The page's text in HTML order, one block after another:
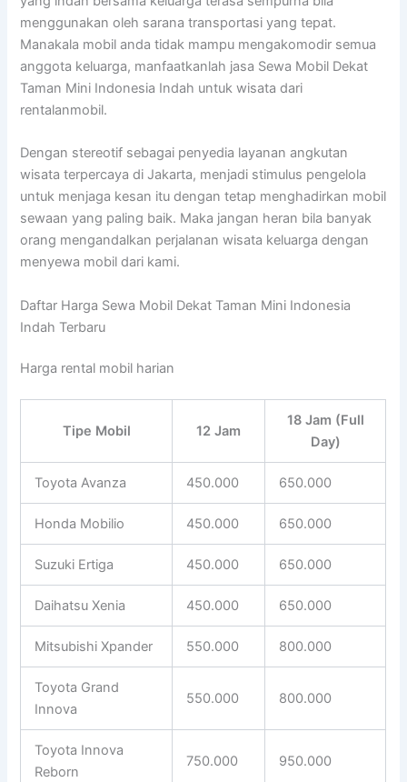
menggunakan oleh sarana transportasi yang tepat.
Manakala mobil anda tidak mampu mengakomodir semua
anggota keluarga, manfaatkanlah jasa Sewa Mobil Dekat
Taman Mini Indonesia Indah untuk wisata dari
rentalanmobil.
Dengan stereotif sebagai penyedia layanan angkutan
wisata terpercaya di Jakarta, menjadi stimulus pengelola
untuk menjaga kesan itu dengan tetap menghadirkan mobil
sewaan yang paling baik. Maka jangan heran bila banyak
orang mengandalkan perjalanan wisata keluarga dengan
menyewa mobil dari kami.
Daftar Harga Sewa Mobil Dekat Taman Mini Indonesia
Indah Terbaru
Harga rental mobil harian
Tipe Mobil 12 Jam
18 Jam (Full
Day)
Toyota Avanza 450.000 650.000
Honda Mobilio 450.000 650.000
Suzuki Ertiga 450.000 650.000
Daihatsu Xenia 450.000 650.000
Mitsubishi Xpander 550.000 800.000
Toyota Grand
Innova
550.000 800.000
Toyota Innova
Reborn
750.000 950.000